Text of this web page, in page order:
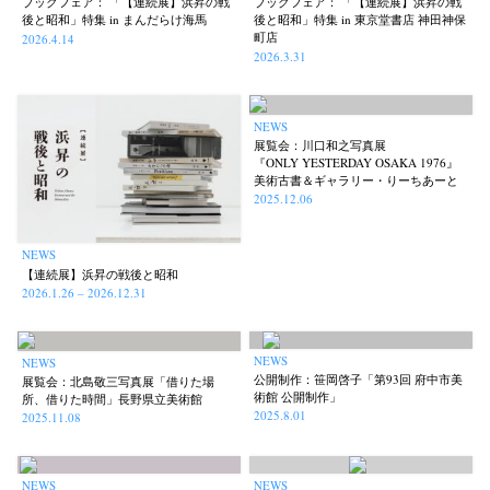
後と昭和」特集 in まんだらけ海馬
2026.4.14
後と昭和」特集 in 東京堂書店 神田神保
町店
2026.3.31
NEWS
【連続展】浜昇の戦後と昭和
2026.1.26 – 2026.12.31
NEWS
展覧会：川口和之写真展
『ONLY YESTERDAY OSAKA 1976』
美術古書＆ギャラリー・りーちあーと
2025.12.06
NEWS
展覧会：北島敬三写真展「借りた場
所、借りた時間」長野県立美術館
2025.11.08
NEWS
公開制作：笹岡啓子「第93回 府中市美
術館 公開制作」
2025.8.01
NEWS NEWS